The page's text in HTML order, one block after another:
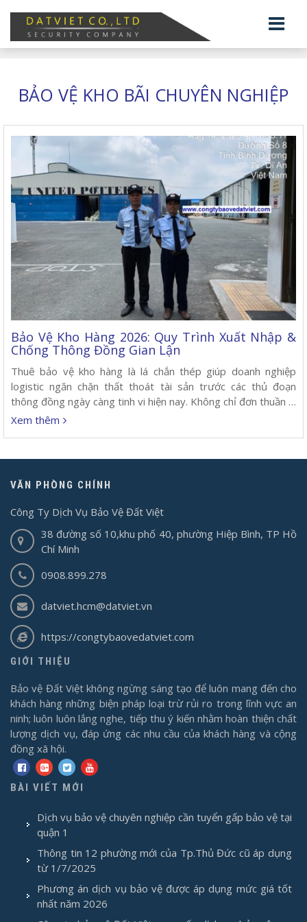
BẢO VỆ KHO BÃI CHUYÊN NGHIỆP
Bảo Vệ Kho Hàng 2026: Quy Trình Xuất Nhập &
Chống Thông Đồng Gian Lận
Thuê bảo vệ kho hàng là lá chắn thép giúp doanh nghiệp
logistic ngăn chặn thất thoát tài sản trước các thủ đoạn
thông đồng ngày càng tinh vi hiện nay. Không chỉ đơn thuần là
trông coi hàng hóa, một dịch vụ chuyên nghiệp phải kiểm
Xem thêm
VĂN PHÒNG CHÍNH
Công Ty Dịch Vụ Bảo Vệ Đất Việt
38 đường số 10,khu phố 40, phường Hiệp Bình, TP Hồ
Chí Minh
0908.899.278
datviet.hcm@datviet.vn
https://congtybaovedatviet.com
GIỚI THIỆU
Bảo vệ Đất Việt không ngừng sáng tạo để luôn mang đến cho
khách hàng những biện pháp loại trừ rủi ro trong lĩnh vực an
ninh; luôn luôn lắng nghe, tiếp thu ý kiến nhằm hoàn thiện chất
lượng dịch vụ, đáp ứng các nhu cầu của khách hàng và cộng
đồng xã hội.
BÀI VIẾT MỚI
Dịch vụ bảo vệ chuyên nghiệp cần tuyển gấp bảo vệ tại
quận 1
Thông tin 12 phường mới của Tp.Thủ Đức cũ áp dụng
từ 1/7/2025
Phương án dịch vụ bảo vệ được áp dụng mức giá tốt
nhất năm 2026